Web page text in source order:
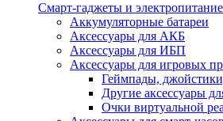
Смарт-гаджеты и электропитание
Аккумуляторные батареи
Аксессуары для АКБ
Аксессуары для ИБП
Аксессуары для игровых
Геймпады,
Другие аксессуары
Очки виртуальной